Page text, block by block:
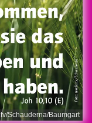
Schauderna/Baumgart